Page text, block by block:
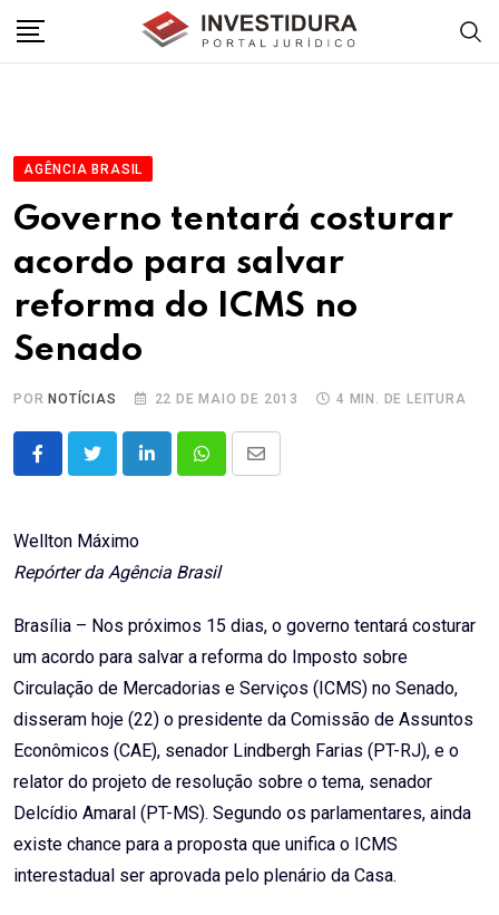
AGÊNCIA BRASIL
Governo tentará costurar
acordo para salvar
reforma do ICMS no
Senado
POR NOTÍCIAS 22 DE MAIO DE 2013 4 MIN. DE LEITURA
LinkedInWhatsappShare
Wellton Máximo
Repórter da Agência Brasil
Brasília – Nos próximos 15 dias, o governo tentará costurar
um acordo para salvar a reforma do Imposto sobre
Circulação de Mercadorias e Serviços (ICMS) no Senado,
disseram hoje (22) o presidente da Comissão de Assuntos
Econômicos (CAE), senador Lindbergh Farias (PT-RJ), e o
relator do projeto de resolução sobre o tema, senador
Delcídio Amaral (PT-MS). Segundo os parlamentares, ainda
existe chance para a proposta que unifica o ICMS
interestadual ser aprovada pelo plenário da Casa.